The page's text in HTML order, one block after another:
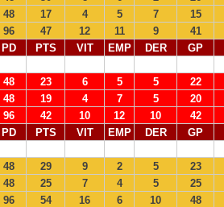
48 17 4 5 7 15
96 47 12 11 9 41
PD PTS VIT EMP DER GP
48 23 6 5 5 22
48 19 4 7 5 20
96 42 10 12 10 42
PD PTS VIT EMP DER GP
48 29 9 2 5 23
48 25 7 4 5 25
96 54 16 6 10 48